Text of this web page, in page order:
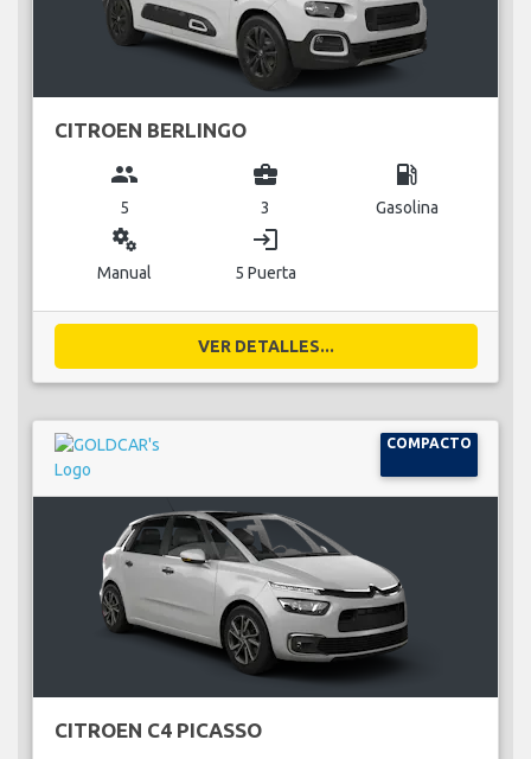
CITROEN BERLINGO
group
5
business_center
3
local_gas_station
Gasolina
miscellaneous_services
Manual
login
5 Puerta
VER DETALLES...
COMPACTO
CITROEN C4 PICASSO